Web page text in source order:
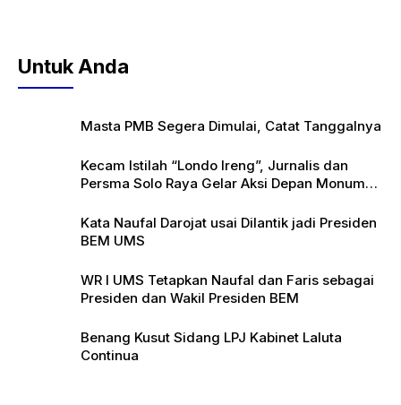
Untuk Anda
Masta PMB Segera Dimulai, Catat Tanggalnya
Kecam Istilah “Londo Ireng”, Jurnalis dan
Persma Solo Raya Gelar Aksi Depan Monumen
Kata Naufal Darojat usai Dilantik jadi Presiden
BEM UMS
WR I UMS Tetapkan Naufal dan Faris sebagai
Presiden dan Wakil Presiden BEM
Benang Kusut Sidang LPJ Kabinet Laluta
Continua